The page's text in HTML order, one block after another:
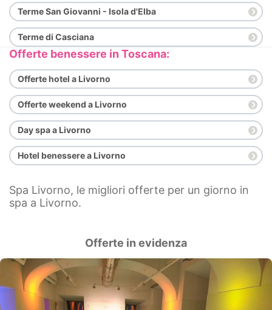
Terme San Giovanni - Isola d'Elba
Terme di Casciana
Offerte benessere in Toscana:
Offerte hotel a Livorno
Offerte weekend a Livorno
Day spa a Livorno
Hotel benessere a Livorno
Spa Livorno, le migliori offerte per un giorno in
spa a Livorno.
Offerte in evidenza